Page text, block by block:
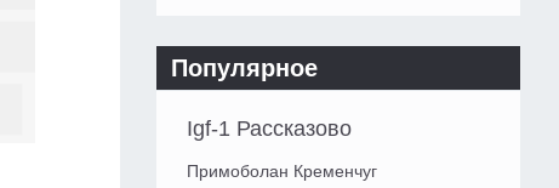
Популярное
Igf-1 Рассказово
Примоболан Кременчуг